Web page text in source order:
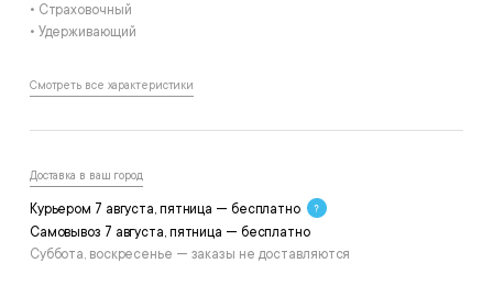
• Страховочный
• Удерживающий
Смотреть все характеристики
Доставка в ваш город
Курьером 7 августа, пятница — бесплатно
Самовывоз 7 августа, пятница — бесплатно
Суббота, воскресенье — заказы не доставляются